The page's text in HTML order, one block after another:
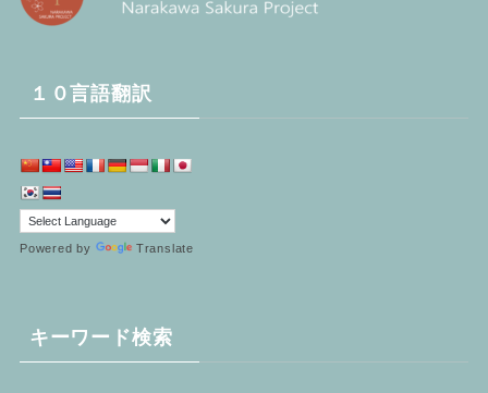
１０言語翻訳
Powered by Translate
キーワード検索